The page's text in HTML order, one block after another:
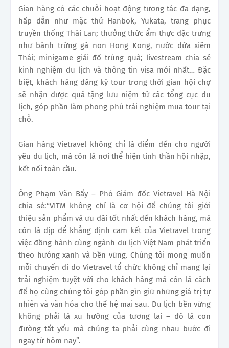
Gian hàng có các chuỗi hoạt động tương tác đa dạng,
hấp dẫn như mặc thử Hanbok, Yukata, trang phục
truyền thống Thái Lan; thưởng thức ẩm thực đặc trưng
như bánh trứng gà non Hong Kong, nước dừa xiêm
Thái; minigame giải đố trúng quà; livestream chia sẻ
kinh nghiệm du lịch và thông tin visa mới nhất… Đặc
biệt, khách hàng đăng ký tour trong thời gian hội chợ
sẽ nhận được quà tặng lưu niệm từ các tổng cục du
lịch, góp phần làm phong phú trải nghiệm mua tour tại
chỗ.
Gian hàng Vietravel không chỉ là điểm đến cho người
yêu du lịch, mà còn là nơi thể hiện tinh thần hội nhập,
kết nối toàn cầu.
Ông Phạm Văn Bẩy – Phó Giám đốc Vietravel Hà Nội
chia sẻ:“VITM không chỉ là cơ hội để chúng tôi giới
thiệu sản phẩm và ưu đãi tốt nhất đến khách hàng, mà
còn là dịp để khẳng định cam kết của Vietravel trong
việc đồng hành cùng ngành du lịch Việt Nam phát triển
theo hướng xanh và bền vững. Chúng tôi mong muốn
mỗi chuyến đi do Vietravel tổ chức không chỉ mang lại
trải nghiệm tuyệt vời cho khách hàng mà còn là cách
để họ cùng chúng tôi góp phần gìn giữ những giá trị tự
nhiên và văn hóa cho thế hệ mai sau. Du lịch bền vững
không phải là xu hướng của tương lai – đó là con
đường tất yếu mà chúng ta phải cùng nhau bước đi
ngay từ hôm nay”.